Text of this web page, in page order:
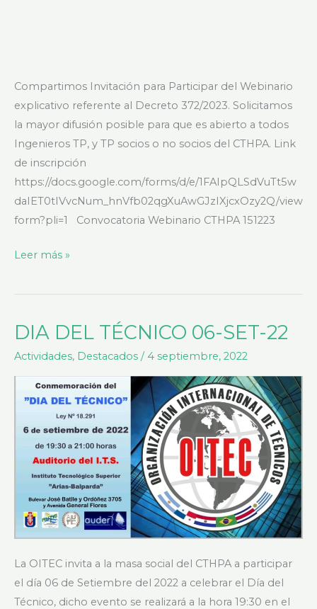
Compartimos Invitación para Participar del Webinario
explicativo referente al Decreto 372/2023. Solicitamos
la mayor difusión posible para que es abierto a todos
Ingenieros TP, y TP socios o no socios del CTHPA. Link
de inscripción
https://docs.google.com/forms/d/e/1FAIpQLSdVuTt5w
daIET0tIVvcNum_hnVfb02qgXuAwGJzIXjcxOzy2Q/view
form?pli=1 Convocatoria Webinario CTHPA 151223
Leer más »
DIA DEL TÉCNICO 06-SET-22
Actividades, Destacados / 4 septiembre, 2022
La OITEC invita a la masa social del CTHPA a participar
el día 06 de Setiembre del 2022 a celebrar el Día del
Técnico, dicho evento se realizará a la hora 19:30 en el
DIA
SET-
22